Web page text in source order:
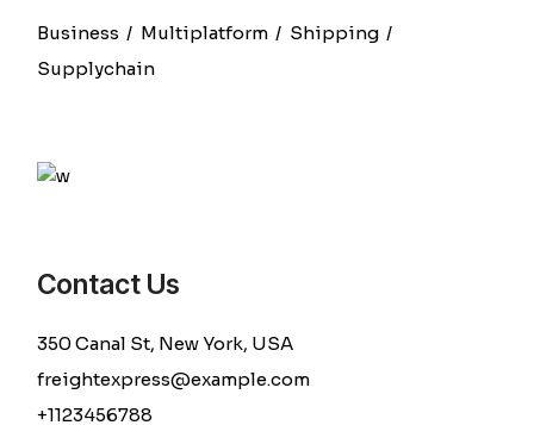
Business Multiplatform
Shipping
Supplychain
Contact Us
350 Canal St, New York, USA
freightexpress@example.com
+1123456788